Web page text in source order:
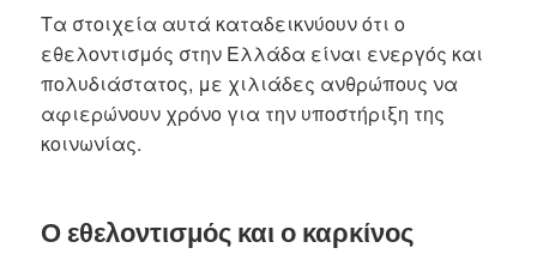
Τα στοιχεία αυτά καταδεικνύουν ότι ο
εθελοντισμός στην Ελλάδα είναι ενεργός και
πολυδιάστατος, με χιλιάδες ανθρώπους να
αφιερώνουν χρόνο για την υποστήριξη της
κοινωνίας.
Ο εθελοντισμός και ο καρκίνος